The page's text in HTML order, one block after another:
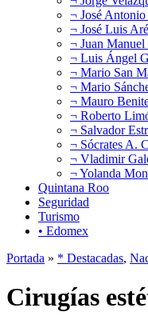
¬ José Antonio
¬ José Luis
¬ Juan Manuel
¬ Luis Ángel
¬ Mario San
¬ Mario
¬ Mauro
¬ Roberto
¬ Salvador
¬ Sócrates A.
¬ Vladimir
¬ Yolanda
Quintana Roo
Seguridad
Turismo
• Edomex
Portada » * Destacadas,
Cirugías